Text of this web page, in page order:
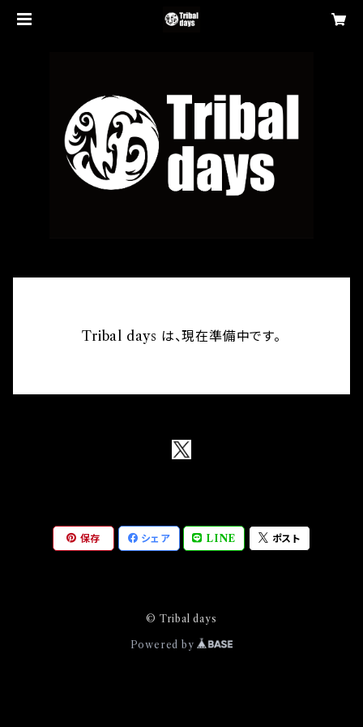
Tribal days は、現在準備中です。
保存 シェア LINE ポスト
© Tribal days
Powered by